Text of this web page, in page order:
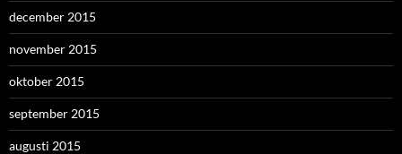
december 2015
november 2015
oktober 2015
september 2015
augusti 2015